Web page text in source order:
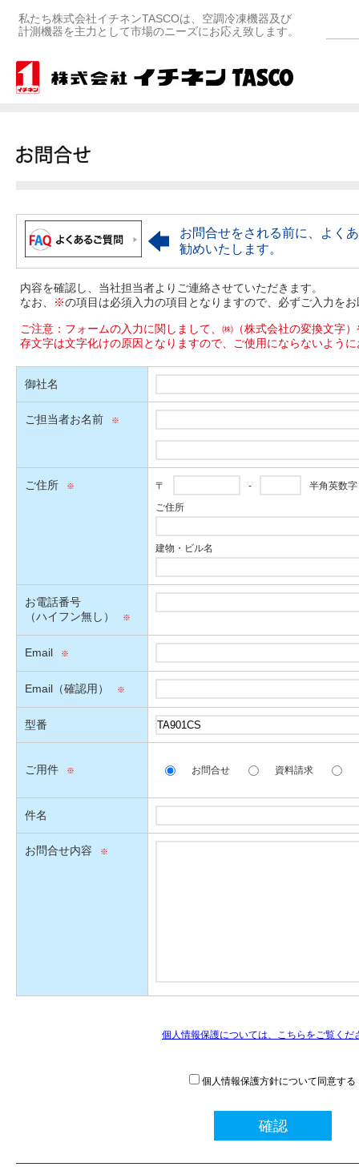
私たち株式会社イチネンTASCOは、空調冷凍機器及び
計測機器を主力として市場のニーズにお応え致します。
お問合せをされる前に、よく
勧めいたします。
内容を確認し、当社担当者よりご連絡させていただきます。
なお、
※の項目は必須入力の項目となりますので、必ずご入力を
ご注意：フォームの入力に関しまして、㈱（株式会社の変換文字
存文字は文字化けの原因となりますので、ご使用にならないよう
御社名
ご担当者お名前
ご住所 〒 -
半角英数字
ご住所
建物・ビル名
お電話番号
（ハイフン無し）
Email
Email（確認用）
型番
ご用件 お問合せ 資料請求
件名
お問合せ内容
個人情報保護については、こちらをご覧くだ
個人情報保護方針について同意する
確認